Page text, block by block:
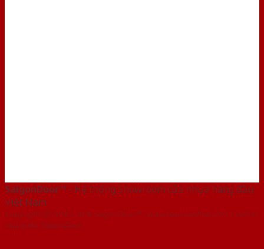
SaigonDoor™ - Hệ thống Showroom cửa nhựa hàng đầu
Việt Nam
Copyright ⓒ 2016 – 2026 SaigonDoor™ - www.bancuanhua.com | Đơn vị
chủ quản SaigonDoor